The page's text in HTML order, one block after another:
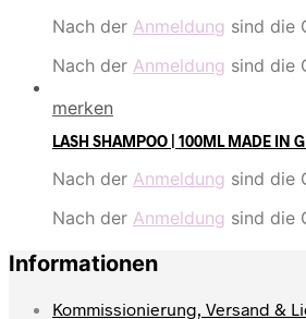
Nach der Anmeldung sind die
Nach der Anmeldung sind die
merken
LASH SHAMPOO | 100ML MADE IN
Nach der Anmeldung sind die
Nach der Anmeldung sind die
Informationen
Kommissionierung, Versand &